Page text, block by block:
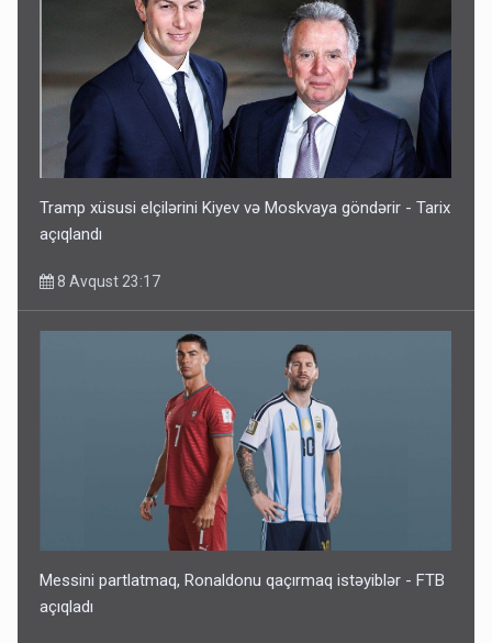
Tramp xüsusi elçilərini Kiyev və Moskvaya göndərir - Tarix
açıqlandı
8 Avqust 23:17
Messini partlatmaq, Ronaldonu qaçırmaq istəyiblər - FTB
açıqladı